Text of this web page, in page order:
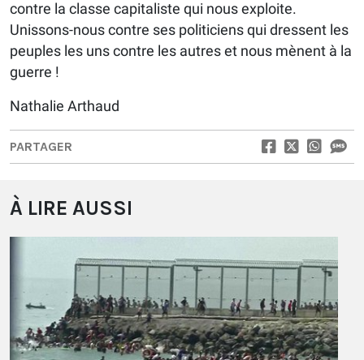
contre la classe capitaliste qui nous exploite.
Unissons-nous contre ses politiciens qui dressent les
peuples les uns contre les autres et nous mènent à la
guerre !
Nathalie Arthaud
PARTAGER
À LIRE AUSSI